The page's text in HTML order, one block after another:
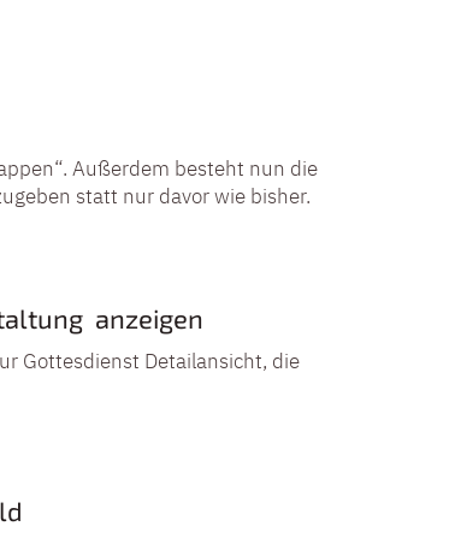
Außerdem besteht nun die
statt nur davor wie bisher.
anzeigen
Gottesdienst Detailansicht, die